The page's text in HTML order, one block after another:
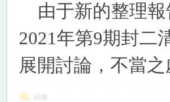
由于新的整理報
2021年第9期封二
展開討論，不當
回復